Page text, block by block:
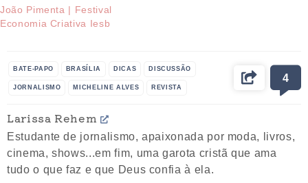
João Pimenta | Festival
Economia Criativa Iesb
BATE-PAPO BRASÍLIA DICAS DISCUSSÃO
JORNALISMO MICHELINE ALVES REVISTA
4
Larissa Rehem
Estudante de jornalismo, apaixonada por moda, livros,
cinema, shows...em fim, uma garota cristã que ama
tudo o que faz e que Deus confia à ela.